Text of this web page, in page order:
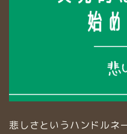
悲しさというハンドルネ